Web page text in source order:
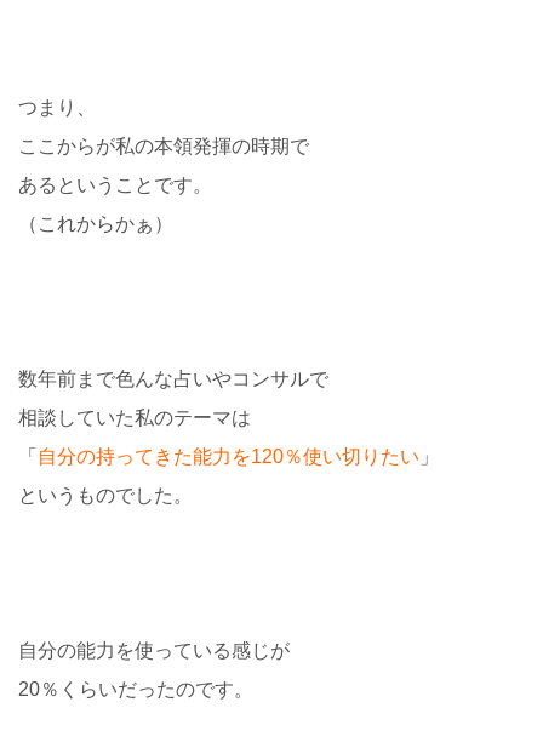
つまり、
ここからが私の本領発揮の時期で
あるということです。
（これからかぁ）
数年前まで色んな占いやコンサルで
相談していた私のテーマは
「 自分の持ってきた能力を120％使い切りたい 」
というものでした。
自分の能力を使っている感じが
20％くらいだったのです。